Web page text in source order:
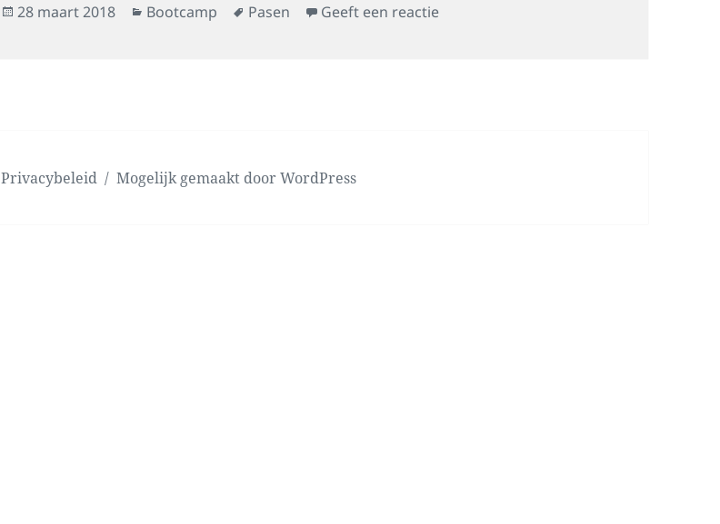
Geplaatst
28 maart 2018 Categorieën
Bootcamp Tags
Pasen Geeft een reactieop Paasbootcamp
Privacybeleid Mogelijk gemaakt door WordPress